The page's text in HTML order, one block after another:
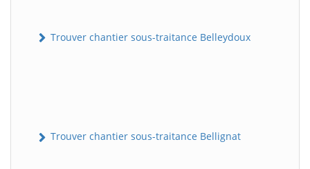
Trouver chantier sous-traitance Belleydoux
Trouver chantier sous-traitance Bellignat